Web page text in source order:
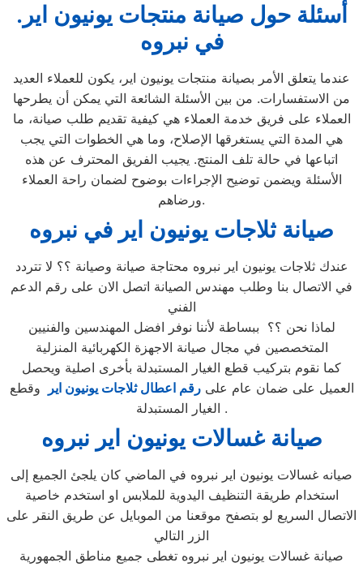
.أسئلة حول صيانة منتجات يونيون اير
في نبروه
عندما يتعلق الأمر بصيانة منتجات يونيون اير، يكون للعملاء العديد
من الاستفسارات. من بين الأسئلة الشائعة التي يمكن أن يطرحها
العملاء على فريق خدمة العملاء هي كيفية تقديم طلب صيانة، ما
هي المدة التي يستغرقها الإصلاح، وما هي الخطوات التي يجب
اتباعها في حالة تلف المنتج. يجيب الفريق المحترف عن هذه
الأسئلة ويضمن توضيح الإجراءات بوضوح لضمان راحة العملاء
ورضاهم.
صيانة ثلاجات يونيون اير في نبروه
عندك ثلاجات يونيون اير نبروه محتاجة صيانة وصيانة ؟؟ لا تتردد
في الاتصال بنا وطلب مهندس الصيانة اتصل الان على رقم الدعم
الفني
لماذا نحن ؟؟ ببساطة لأننا نوفر افضل المهندسين والفنيين
المتخصصين في مجال صيانة الاجهزة الكهربائية المنزلية
كما نقوم بتركيب قطع الغيار المستبدلة بأخرى اصلية ويحصل
العميل على ضمان عام علىرقم اعطال ثلاجات يونيون اير
وقطع
الغيار المستبدلة .
صيانة غسالات يونيون اير نبروه
صيانه غسالات يونيون اير نبروه في الماضي كان يلجئ الجميع إلى
استخدام طريقة التنظيف اليدوية للملابس او استخدم خاصية
الاتصال السريع لو بتصفح موقعنا من الموبايل عن طريق النقر على
الزر التالي
صيانة غسالات يونيون اير نبروه تغطى جميع مناطق الجمهورية